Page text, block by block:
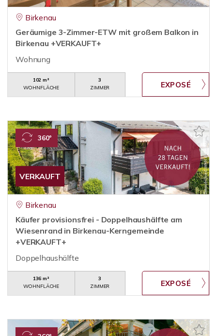
Birkenau
Geräumige 3-Zimmer-ETW mit großem Balkon in
Birkenau +VERKAUFT+
Wohnung
102 m²
WOHNFLÄCHE
3
ZIMMER
VERKAUFT
360°
Birkenau
Käufer provisionsfrei - Doppelhaushälfte am
Wiesenrand in Birkenau-Kerngemeinde
+VERKAUFT+
Doppelhaushälfte
136 m²
WOHNFLÄCHE
3
ZIMMER